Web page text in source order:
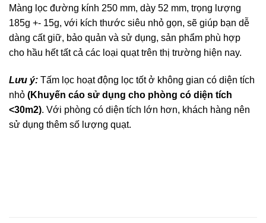
Màng lọc đường kính 250 mm, dày 52 mm, trọng lượng
185g +- 15g, với kích thước siêu nhỏ gọn, sẽ giúp bạn dễ
dàng cất giữ, bảo quản và sử dụng, sản phẩm phù hợp
cho hầu hết tất cả các loại quạt trên thị trường hiện nay.
Lưu ý: Tấm lọc hoạt động lọc tốt ở không gian có diện tích
nhỏ (Khuyến cáo sử dụng cho phòng có diện tích
<30m2). Với phòng có diện tích lớn hơn, khách hàng nên
sử dụng thêm số lượng quạt.